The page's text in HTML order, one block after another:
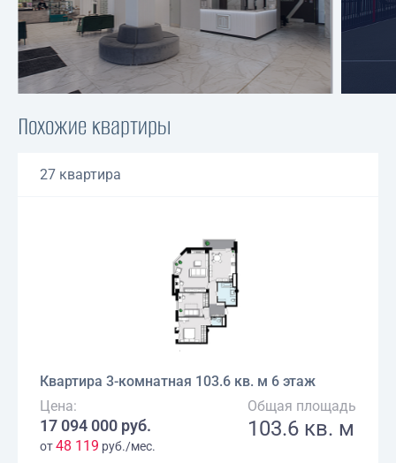
Похожие квартиры
27 квартира
Квартира 3-комнатная 103.6 кв. м 6 этаж
Цена:
17 094 000 руб.
от48 119 руб./мес.
Общая площадь
103.6 кв. м